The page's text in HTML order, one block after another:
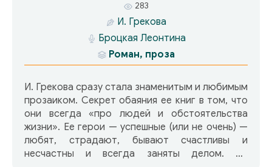
283
И. Грекова
Броцкая Леонтина
Роман, проза
И. Грекова сразу стала знаменитым и любимым
прозаиком. Секрет обаяния ее книг в том, что
они всегда «про людей и обстоятельства
жизни». Ее герои — успешные (или не очень) —
любят, страдают, бывают счастливы и
несчастны и всегда заняты делом. На